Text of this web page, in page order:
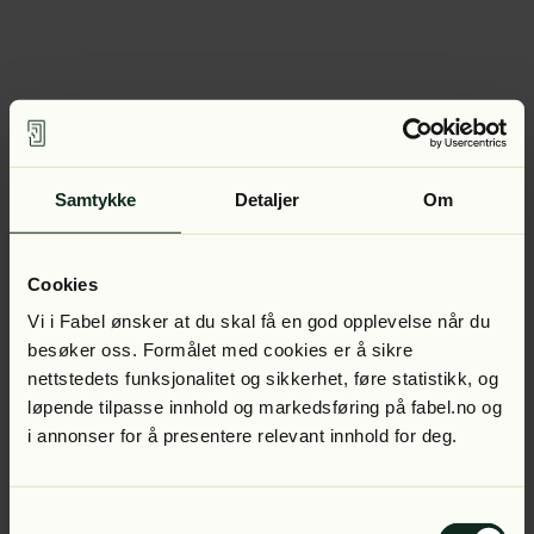
Samtykke Detaljer Om
Cookies
Vi i Fabel ønsker at du skal få en god opplevelse når du
besøker oss. Formålet med cookies er å sikre
nettstedets funksjonalitet og sikkerhet, føre statistikk, og
løpende tilpasse innhold og markedsføring på fabel.no og
i annonser for å presentere relevant innhold for deg.